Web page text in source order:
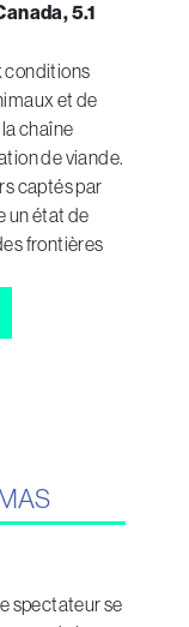
5.1
conditions
et de
chaîne
de viande.
captés par
un état de
frontières
spectateur se